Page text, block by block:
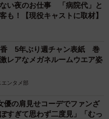
い夜のお仕事 「病院代」と
も！【現役キャストに取材】
香 5年ぶり週チャン表紙 巻
レアなメガネルームウエア姿
エンタメ部
の肩見せコーデでファンざ
すぎて思わず二度見」「むっ